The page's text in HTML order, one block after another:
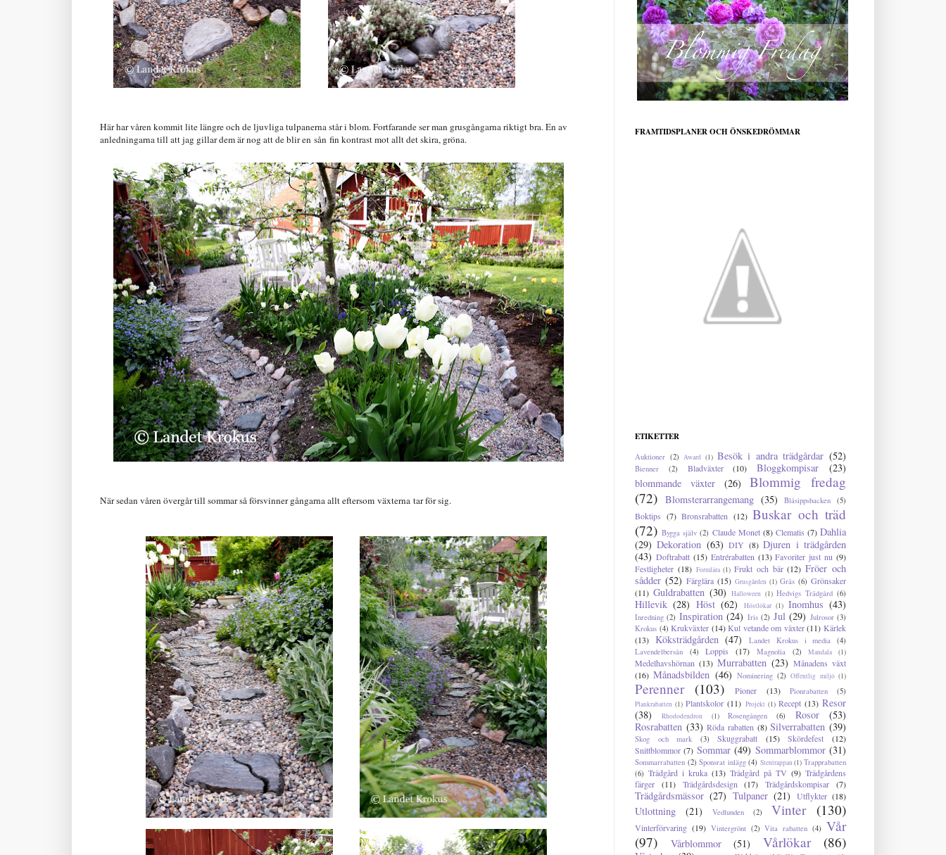
Här har våren kommit lite längre och de ljuvliga tulpanerna står i blom. Fortfarande ser man grusgångarna riktigt bra. En av
anledningarna till att jag gillar dem är nog att de blir en sån fin kontrast mot allt det skira, gröna.
När sedan våren övergår till sommar så försvinner gångarna allt eftersom växterna tar för sig.
FRAMTIDSPLANER OCH ÖNSKEDRÖMMAR
ETIKETTER
Auktioner (2) Award (1) Besök i andra trädgårdar (52)
Bienner (2) Bladväxter (10) Bloggkompisar
(23)
blommande växter
(26)
Blommig fredag
(72) Blomsterarrangemang (35) Blåsippsbacken (5)
Boktips (7) Bronsrabatten (12) Buskar och träd
(72) Bygga själv (2) Claude Monet (8) Clematis (7) Dahlia
(29) Dekoration (63) DIY (8) Djuren i trädgården
(43) Doftrabatt (15) Entrérabatten (13) Favoriter just nu (9)
Festligheter (18) Formlära (1) Frukt och bär (12) Fröer och
sådder (52) Färglära (15) Grusgården (1) Gräs (6) Grönsaker
(11) Guldrabatten (30) Halloween (1) Hedvigs Trädgård (6)
Hillevik (28) Höst (62) Höstlökar (1) Inomhus (43)
Inredning (2) Inspiration (24) Iris (2) Jul (29) Julrosor (3)
Krokus (4) Krukväxter (14) Kul vetande om växter (11) Kärlek
(13) Köksträdgården (47) Landet Krokus i media
(4)
Lavendelbersån
(4) Loppis (17) Magnolia (2) Mandala (1)
Medelhavshörnan (13) Murrabatten (23) Månadens växt
(16) Månadsbilden (46) Nominering (2) Offentlig miljö (1)
Perenner (103) Pioner (13) Pionrabatten (5)
Plankrabatten (1) Plantskolor (11) Projekt (1) Recept (13) Resor
(38)
Rhododendron (1) Rosengången (6) Rosor
(53)
Rosrabatten (33) Röda rabatten (8) Silverrabatten (39)
Skog och mark (3) Skuggrabatt (15) Skördefest
(12)
Snittblommor (7) Sommar (49) Sommarblommor (31)
Sommarrabatten (2) Sponsrat inlägg (4) Stentrappan(1) Trapprabatten
(6) Trädgård i kruka (13) Trädgård på TV (9) Trädgårdens
färger
(11) Trädgårdsdesign (17) Trädgårdskompisar (7)
Trädgårdsmässor (27) Tulpaner (21) Utflykter (18)
Utlottning (21) Vedlunden (2) Vinter (130)
Vinterförvaring (19) Vintergrönt (2) Vita rabatten (4) Vår
(97)
Vårblommor (51) Vårlökar (86)